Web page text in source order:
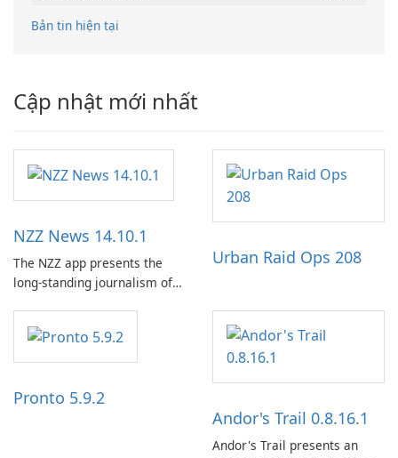
Bản tin hiện tại
Cập nhật mới nhất
NZZ News 14.10.1
The NZZ app presents the
long-standing journalism of
and a liberal outlook that
embraces diverse opinion.
Urban Raid Ops 208
Pronto 5.9.2
Andor's Trail 0.8.16.1
Andor's Trail presents an